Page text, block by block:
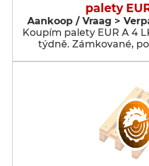
palety
Aankoop / Vraag >
Koupím palety EUR A 4
týdně. Zámkované,